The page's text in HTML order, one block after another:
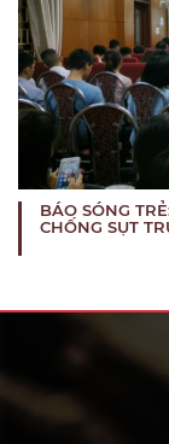
BÁO SÓNG
CHỐNG SỤT